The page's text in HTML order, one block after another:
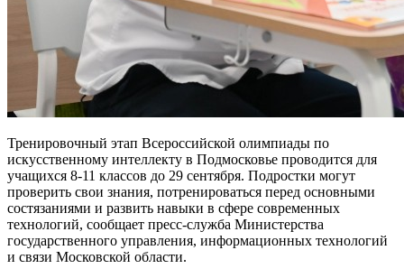
Тренировочный этап Всероссийской олимпиады по
искусственному интеллекту в Подмосковье проводится для
учащихся 8-11 классов до 29 сентября. Подростки могут
проверить свои знания, потренироваться перед основными
состязаниями и развить навыки в сфере современных
технологий, сообщает пресс-служба Министерства
государственного управления, информационных технологий
и связи Московской области.